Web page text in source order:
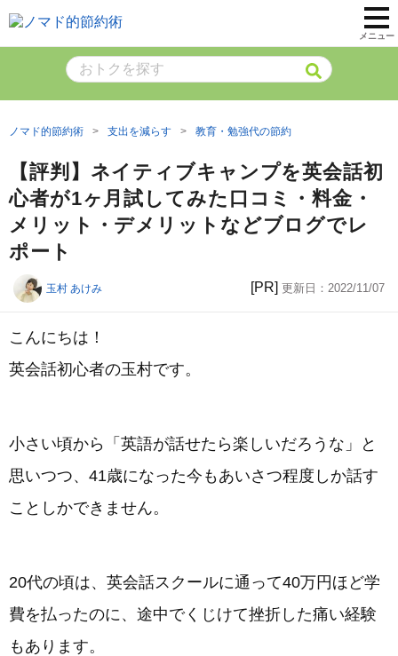
メニュー
ノマド的節約術 支出を減らす 教育・勉強代の節約
【評判】ネイティブキャンプを英会話初
心者が1ヶ月試してみた口コミ・料金・
メリット・デメリットなどブログでレ
ポート
玉村 あけみ [PR] 更新日： 2022/11/07
こんにちは！
英会話初心者の玉村です。
小さい頃から「英語が話せたら楽しいだろうな」と
思いつつ、41歳になった今もあいさつ程度しか話す
ことしかできません。
20代の頃は、英会話スクールに通って40万円ほど学
費を払ったのに、途中でくじけて挫折した痛い経験
もあります。